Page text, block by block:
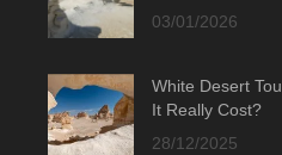
03/01/2026
White Desert
It Really Cost?
28/12/2025